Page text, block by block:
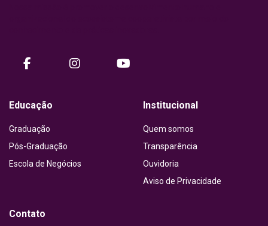
facebookinstagram
Educação
Graduação
Pós-Graduação
Escola de Negócios
Institucional
Quem somos
Transparência
Ouvidoria
Aviso de Privacidade
Contato